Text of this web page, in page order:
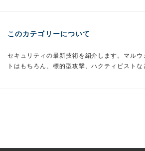
このカテゴリーについて
セキュリティの最新技術を紹介します。マルウ
トはもちろん、標的型攻撃、ハクティビストな